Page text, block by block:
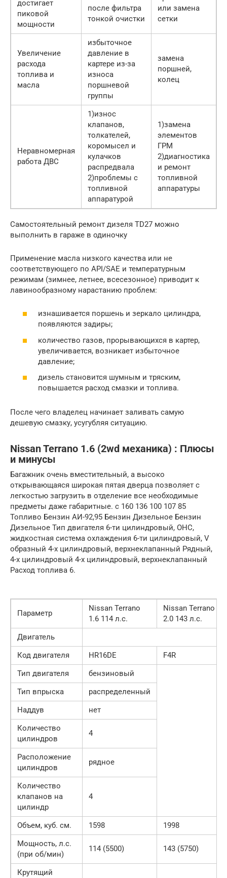
достигает
пиковой
мощности
после фильтра
тонкой очистки
или замена
сетки
Увеличение
расхода
топлива и
масла
избыточное
давление в
картере из-за
износа
поршневой
группы
замена
поршней,
колец
Неравномерная
работа ДВС
1)износ
клапанов,
толкателей,
коромысел и
кулачков
распредвала
2)проблемы с
топливной
аппаратурой
1)замена
элементов
ГРМ
2)диагностика
и ремонт
топливной
аппаратуры
Самостоятельный ремонт дизеля TD27 можно
выполнить в гараже в одиночку
Применение масла низкого качества или не
соответствующего по API/SAE и температурным
режимам (зимнее, летнее, всесезонное) приводит к
лавинообразному нарастанию проблем:
изнашивается поршень и зеркало цилиндра,
появляются задиры;
количество газов, прорывающихся в картер,
увеличивается, возникает избыточное
давление;
дизель становится шумным и тряским,
повышается расход смазки и топлива.
После чего владелец начинает заливать самую
дешевую смазку, усугубляя ситуацию.
Nissan Terrano 1.6 (2wd механика) : Плюсы
и минусы
Багажник очень вместительный, а высоко
открывающаяся широкая пятая дверца позволяет с
легкостью загрузить в отделение все необходимые
предметы даже габаритные. с 160 136 100 107 85
Топливо Бензин АИ-92,95 Бензин Дизельное Бензин
Дизельное Тип двигателя 6-ти цилиндровый, ОНС,
жидкостная система охлаждения 6-ти цилиндровый, V
образный 4-х цилиндровый, верхнеклапанный Рядный,
4-х цилиндровый 4-х цилиндровый, верхнеклапанный
Расход топлива 6.
Параметр
Nissan Terrano
1.6 114 л.с.
Nissan Terrano
2.0 143 л.с.
Двигатель
Код двигателя
HR16DE
F4R
Тип двигателя
бензиновый
Тип впрыска
распределенный
Наддув
нет
Количество
цилиндров
4
Расположение
цилиндров
рядное
Количество
клапанов на
цилиндр
4
Объем, куб. см. 1598
1998
Мощность, л.с.
(при об/мин)
114 (5500) 143 (5750)
Крутящий